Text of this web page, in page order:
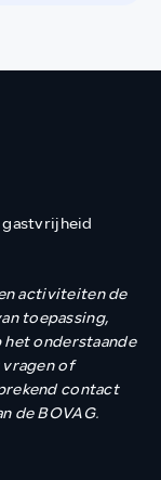
gastvrijheid
activiteiten de
toepassing,
het onderstaande
of
contact
de BOVAG.